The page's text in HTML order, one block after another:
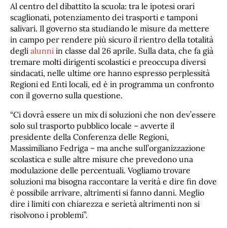
Al centro del dibattito la scuola: tra le ipotesi orari
scaglionati, potenziamento dei trasporti e tamponi
salivari. Il governo sta studiando le misure da mettere
in campo per rendere più sicuro il rientro della totalità
degli alunni in classe dal 26 aprile. Sulla data, che fa già
tremare molti dirigenti scolastici e preoccupa diversi
sindacati, nelle ultime ore hanno espresso perplessità
Regioni ed Enti locali, ed è in programma un confronto
con il governo sulla questione.
“Ci dovrà essere un mix di soluzioni che non dev’essere
solo sul trasporto pubblico locale – avverte il
presidente della Conferenza delle Regioni,
Massimiliano Fedriga – ma anche sull’organizzazione
scolastica e sulle altre misure che prevedono una
modulazione delle percentuali. Vogliamo trovare
soluzioni ma bisogna raccontare la verità e dire fin dove
è possibile arrivare, altrimenti si fanno danni. Meglio
dire i limiti con chiarezza e serietà altrimenti non si
risolvono i problemi”.